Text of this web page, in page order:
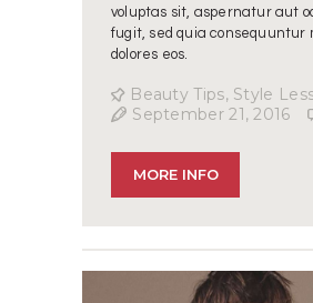
voluptas sit, aspernatur aut
fugit, sed quia consequuntur
dolores eos.
Beauty Tips, Style
September 21, 2016
MORE INFO